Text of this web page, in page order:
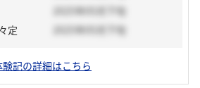
2025年05月下旬
定
2025年05月下旬
験記の詳細はこちら